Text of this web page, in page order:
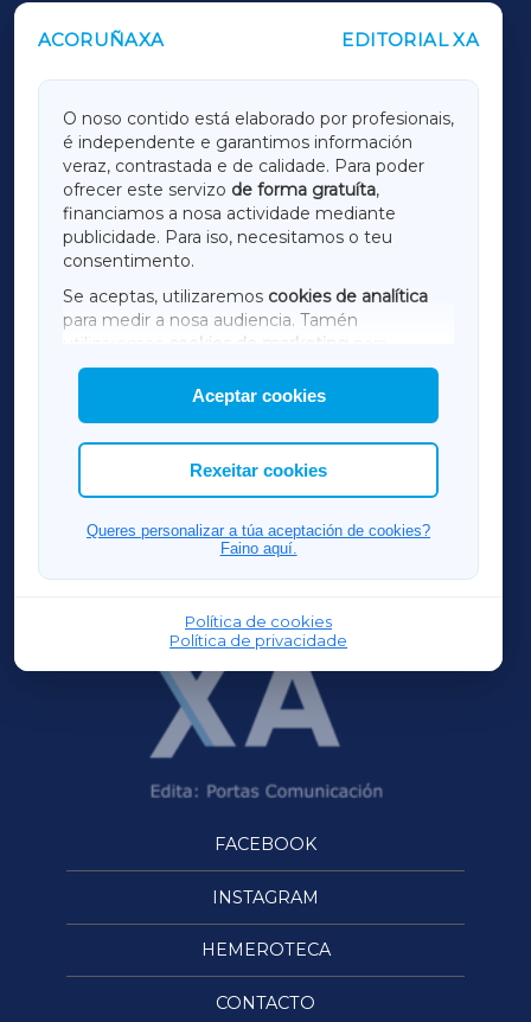
ACORUÑAXA EDITORIAL XA
O noso contido está elaborado por profesionais,
é independente e garantimos información
veraz, contrastada e de calidade. Para poder
ofrecer este servizo de forma gratuíta,
financiamos a nosa actividade mediante
publicidade. Para iso, necesitamos o teu
consentimento.
Se aceptas, utilizaremos cookies de analítica
para medir a nosa audiencia. Tamén
utilizaremos
cookies de marketing
mostrar publicidade de terceiros.
Así mesmo, podes personalizar a elección das
cookies que desexas permitir.
Aceptar cookies
Rexeitar cookies
Queres personalizar a túa aceptación de cookies?
Faino aquí.
Política de cookies
Política de privacidade
OUTROS PERIÓDICOS
LUGOXA
TERRACHAXA
AMARIÑAXA
RIBEIRASACRAXA
ACORUÑAXA
FERROLXA
OURENSEXA
FACEBOOK
INSTAGRAM
HEMEROTECA
CONTACTO